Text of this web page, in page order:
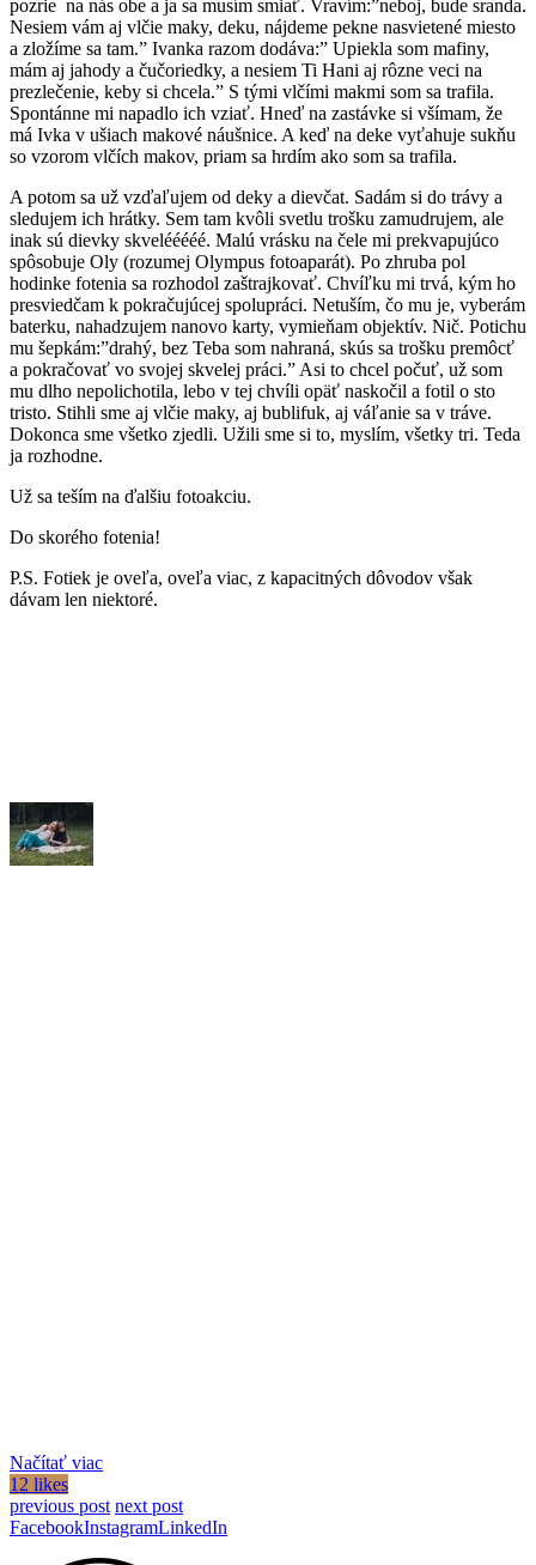
pozrie na nás obe a ja sa musím smiať. Vravím:”neboj, bude sranda.
Nesiem vám aj vlčie maky, deku, nájdeme pekne nasvietené miesto
a zložíme sa tam.” Ivanka razom dodáva:” Upiekla som mafiny,
mám aj jahody a čučoriedky, a nesiem Ti Hani aj rôzne veci na
prezlečenie, keby si chcela.” S tými vlčími makmi som sa trafila.
Spontánne mi napadlo ich vziať. Hneď na zastávke si všímam, že
má Ivka v ušiach makové náušnice. A keď na deke vyťahuje sukňu
so vzorom vlčích makov, priam sa hrdím ako som sa trafila.
A potom sa už vzďaľujem od deky a dievčat. Sadám si do trávy a
sledujem ich hrátky. Sem tam kvôli svetlu trošku zamudrujem, ale
inak sú dievky skvelééééé. Malú vrásku na čele mi prekvapujúco
spôsobuje Oly (rozumej Olympus fotoaparát). Po zhruba pol
hodinke fotenia sa rozhodol zaštrajkovať. Chvíľku mi trvá, kým ho
presviedčam k pokračujúcej spolupráci. Netuším, čo mu je, vyberám
baterku, nahadzujem nanovo karty, vymieňam objektív. Nič. Potichu
mu šepkám:”drahý, bez Teba som nahraná, skús sa trošku premôcť
a pokračovať vo svojej skvelej práci.” Asi to chcel počuť, už som
mu dlho nepolichotila, lebo v tej chvíli opäť naskočil a fotil o sto
tristo. Stihli sme aj vlčie maky, aj bublifuk, aj váľanie sa v tráve.
Dokonca sme všetko zjedli. Užili sme si to, myslím, všetky tri. Teda
ja rozhodne.
Už sa teším na ďalšiu fotoakciu.
Do skorého fotenia!
P.S. Fotiek je oveľa, oveľa viac, z kapacitných dôvodov však
dávam len niektoré.
Načítať viac
12 likes
previous post next post
FacebookInstagramLinkedIn